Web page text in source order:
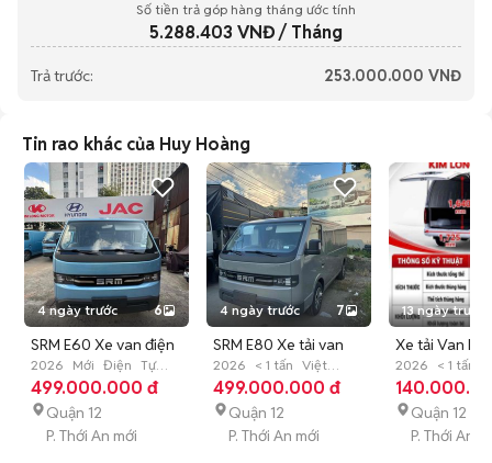
Số tiền trả góp hàng tháng ước tính
5.288.403 VNĐ / Tháng
Trả trước: 253.000.000 VNĐ
Tin rao khác của Huy Hoàng
4 ngày trước 6
SRM E60 Xe van điện
Xanh 945kg
2026 Mới Điện Tự
động
499.000.000 đ
Quận 12
P. Thới An mới
4 ngày trước 7
SRM E80 Xe tải van
điện 945kg Xám Xi
Măng
2026 < 1 tấn Việt
Nam Mới
499.000.000 đ
Quận 12
P. Thới An mới
13 ngày trước
Xe tải Van
Motor X9
chỗ
2026 < 1 tấn
Nam Mới
Quận 12
P. Thới An